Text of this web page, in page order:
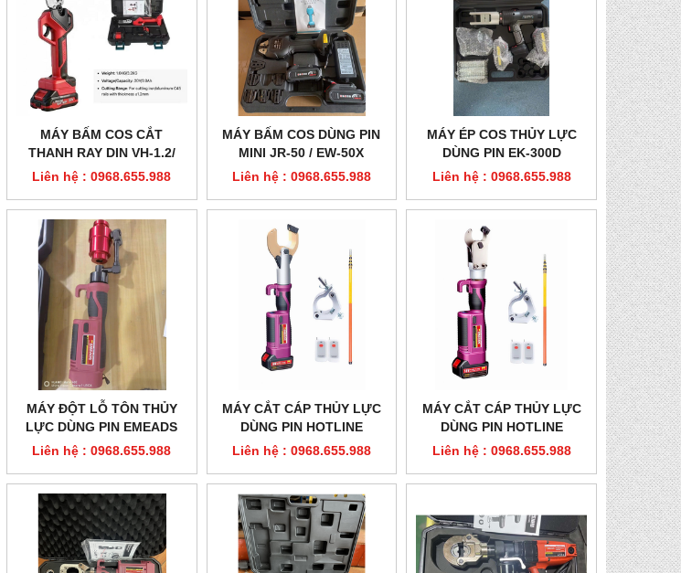
MÁY BẤM COS CẮT
THANH RAY DIN VH-1.2/
HM-1.2
Liên hệ : 0968.655.988
MÁY BẤM COS DÙNG PIN
MINI JR-50 / EW-50X
Liên hệ : 0968.655.988
MÁY ÉP COS THỦY LỰC
DÙNG PIN EK-300D
Liên hệ : 0968.655.988
MÁY ĐỘT LỖ TÔN THỦY
LỰC DÙNG PIN EMEADS
GES-EWK-8AL
Liên hệ : 0968.655.988
MÁY CẮT CÁP THỦY LỰC
DÙNG PIN HOTLINE
EMEADS GES-50CY
Liên hệ : 0968.655.988
MÁY CẮT CÁP THỦY LỰC
DÙNG PIN HOTLINE
EMEADS GES-32CY
Liên hệ : 0968.655.988